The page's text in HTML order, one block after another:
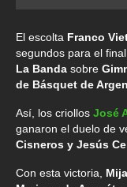
El escolta Franco
segundos para el
La Banda sobre
de Básquet de
Así, los criollos José
ganaron el duelo de
Cisneros y Jesús
Con esta victoria,